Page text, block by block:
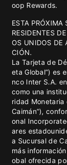
oop Rewards.
ESTA PRÓXIMA
RESIDENTES
OS UNIDOS DE
CIÓN.
La Tarjeta de
eta Global”) es
nco Inter S.A.
como una
ridad Monetaria
Caimán”),
onal
ares
a Sucursal de
más
obal ofrecida